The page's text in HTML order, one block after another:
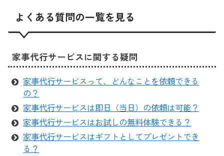
よくある質問の一覧を見る
家事代行サービスに関する疑問
家事代行サービスって、どんなことを依頼できる
の？
家事代行サービスは即日（当日）の依頼は可能？
家事代行サービスはお試しの無料体験できる？
家事代行サービスはギフトとしてプレゼントでき
る？